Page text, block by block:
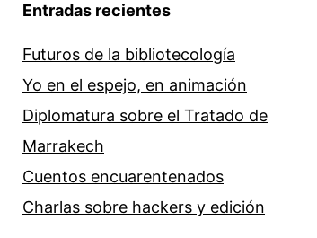
Entradas recientes
Futuros de la bibliotecología
Yo en el espejo, en animación
Diplomatura sobre el Tratado de
Marrakech
Cuentos encuarentenados
Charlas sobre hackers y edición